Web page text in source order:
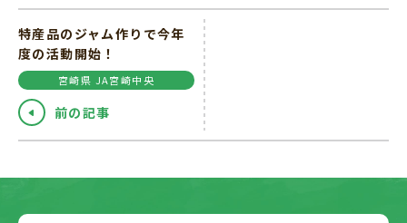
特産品のジャム作りで今年
度の活動開始！
宮崎県 JA宮崎中央
前の記事